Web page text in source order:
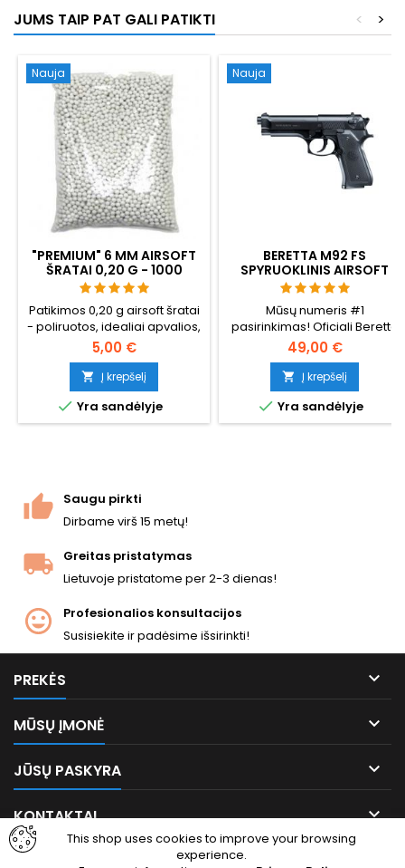
snaiperio kainos.
JUMS TAIP PAT GALI PATIKTI >
<
Nauja
"PREMIUM" 6 MM AIRSOFT
ŠRATAI 0,20 G - 1000
ŠOVINIŲ, BE UŽSTRIGIMO,
ŠAUDYMAS TIESIAI
Patikimos 0,20 g airsoft šratai
- poliruotos, idealiai apvalios,
patikimai paduodamos per
bet kokį šovinį. 1000 šovinių,
tinkamų "hi-caps", dujinėms
granatoms ir standartiniams
dėklams. Neužsikišimo
garantija, tiesus šaudymas.
5,00 €
 Į krepšelį
 Yra sandėlyje
Nauja
BERETTA M92 FS
SPYRUOKLINIS AIRSOFT
PISTOLETAS -
PERKAMIAUSIAS
Mūsų numeris #1
pasirinkimas! Oficiali Beretta
M92 FS replika iš vokiečių
gamintojo Umarex. Metalinės
vidinės dalys, 12 šratų dėtuvė
ir neįtikėtinas patikimumas
žiemą. Nereikia dujų ar
baterijų.
49,00 €
 Į krepšelį
 Yra sandėlyje
Saugu pirkti
Dirbame virš 15 metų!
Greitas pristatymas
Lietuvoje pristatome per 2-3 dienas!
Profesionalios konsultacijos
Susisiekite ir padėsime išsirinkti!
PREKĖS 
MŪSŲ ĮMONĖ 
JŪSŲ PASKYRA 
KONTAKTAI 
This shop uses cookies to improve your browsing
experience.
FacebookInstagram